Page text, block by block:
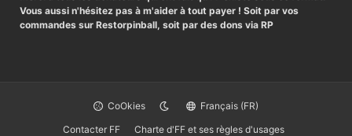
Vous aussi n'hésitez pas à m'aider à tout payer ! Soit par vos
commandes sur Restorpinball, soit par des dons via RP
CoOkies
Français (FR)
Contacter FF
Charte d'FF et ses règles d'usages